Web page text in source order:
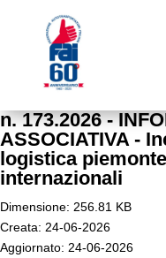
n. 173.2026 -
ASSOCIATIVA -
logistica
internazionali
Dimensione: 256.81 KB
Creata: 24-06-2026
Aggiornato: 24-06-2026